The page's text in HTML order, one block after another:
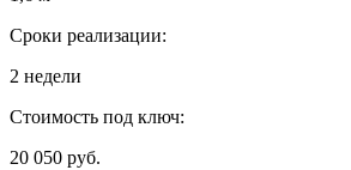
Сроки реализации:
2 недели
Стоимость под ключ:
20 050 руб.